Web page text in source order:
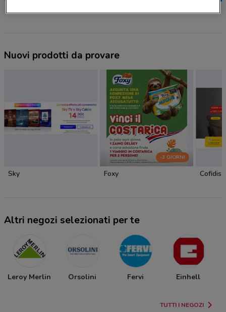
Nuovi prodotti da provare
Sky
-3 GIORNI
Foxy Cofidis
Altri negozi selezionati per te
Leroy Merlin Orsolini Fervi Einhell
TUTTI I NEGOZI